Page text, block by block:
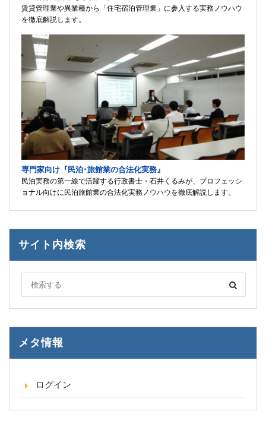
賃貸管理業や異業種から「住宅宿泊管理業」に参入する実務ノウハウ
を徹底解説します。
専門家向け『民泊･旅館業の合法化実務』
民泊実務の第一線で活躍する行政書士・石井くるみが、プロフェッシ
ョナル向けに民泊旅館業の合法化実務ノウハウを徹底解説します。
サイト内検索
メタ情報
ログイン